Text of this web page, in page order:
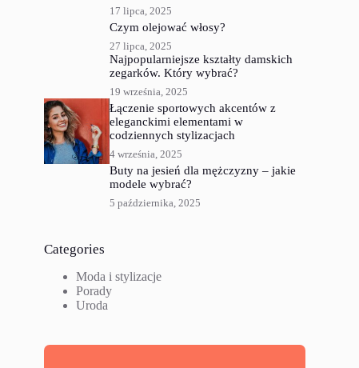
17 lipca, 2025
Czym olejować włosy?
27 lipca, 2025
Najpopularniejsze kształty damskich
zegarków. Który wybrać?
19 września, 2025
Łączenie sportowych akcentów z
eleganckimi elementami w
codziennych stylizacjach
4 września, 2025
Buty na jesień dla mężczyzny – jakie
modele wybrać?
5 października, 2025
Categories
Moda i stylizacje
Porady
Uroda